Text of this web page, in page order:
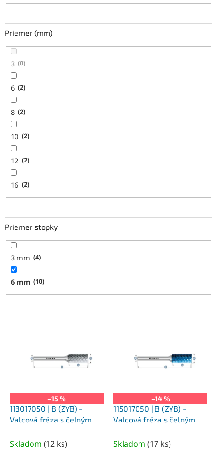
Priemer (mm)
3 0
6 2
8 2
10 2
12 2
16 2
Priemer stopky
3 mm 4
6 mm 10
–15 %
113017050 | B (ZYB) -
Valcová fréza s čelným
50 mm, nepovlakované
Skladom (12 ks)
–14 %
115017050 | B (ZYB) -
Valcová fréza s čelným
50 mm, povlakované
Skladom (17 ks)